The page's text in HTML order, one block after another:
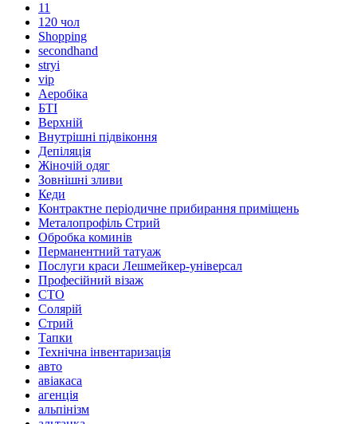
11
120 чол
Shopping
secondhand
stryi
vip
Аеробіка
БТІ
Верхній
Внутрішні підвіконня
Депіляція
Жіночій одяг
Зовнішні зливи
Кеди
Контрактне періодичне прибирання приміщень
Металопрофіль Стрий
Обробка коминів
Перманентний татуаж
Послуги краси Лешмейкер-універсал
Професійний візаж
СТО
Солярій
Стрий
Тапки
Технічна інвентаризація
авто
авіакаса
агенція
альпінізм